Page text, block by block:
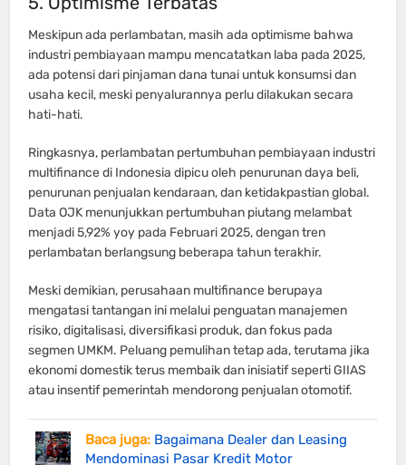
Meskipun ada perlambatan, masih ada optimisme bahwa
industri pembiayaan mampu mencatatkan laba pada 2025,
ada potensi dari pinjaman dana tunai untuk konsumsi dan
usaha kecil, meski penyalurannya perlu dilakukan secara
hati-hati.
Ringkasnya, perlambatan pertumbuhan pembiayaan industri
multifinance di Indonesia dipicu oleh penurunan daya beli,
penurunan penjualan kendaraan, dan ketidakpastian global.
Data OJK menunjukkan pertumbuhan piutang melambat
menjadi 5,92% yoy pada Februari 2025, dengan tren
perlambatan berlangsung beberapa tahun terakhir.
Meski demikian, perusahaan multifinance berupaya
mengatasi tantangan ini melalui penguatan manajemen
risiko, digitalisasi, diversifikasi produk, dan fokus pada
segmen UMKM. Peluang pemulihan tetap ada, terutama jika
ekonomi domestik terus membaik dan inisiatif seperti GIIAS
atau insentif pemerintah mendorong penjualan otomotif.
Baca juga: Bagaimana Dealer dan Leasing
Mendominasi Pasar Kredit Motor